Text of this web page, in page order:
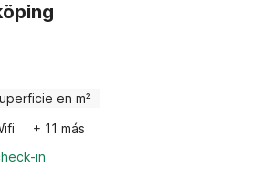
en m²
+ 11 más
in